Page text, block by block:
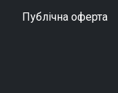
Публічна оферта